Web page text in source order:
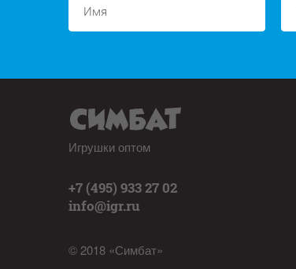
Игрушки оптом
+7 (495) 933 27 02
info@igr.ru
© 2018 «Симбат»